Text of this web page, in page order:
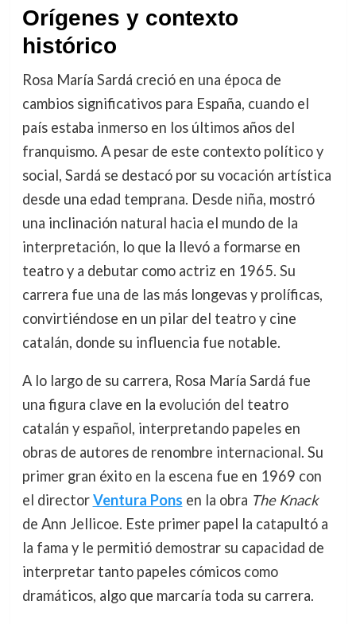
Orígenes y contexto
histórico
Rosa María Sardá creció en una época de
cambios significativos para España, cuando el
país estaba inmerso en los últimos años del
franquismo. A pesar de este contexto político y
social, Sardá se destacó por su vocación artística
desde una edad temprana. Desde niña, mostró
una inclinación natural hacia el mundo de la
interpretación, lo que la llevó a formarse en
teatro y a debutar como actriz en 1965. Su
carrera fue una de las más longevas y prolíficas,
convirtiéndose en un pilar del teatro y cine
catalán, donde su influencia fue notable.
A lo largo de su carrera, Rosa María Sardá fue
una figura clave en la evolución del teatro
catalán y español, interpretando papeles en
obras de autores de renombre internacional. Su
primer gran éxito en la escena fue en 1969 con
el directorVentura Pons en la obra The Knack
de Ann Jellicoe. Este primer papel la catapultó a
la fama y le permitió demostrar su capacidad de
interpretar tanto papeles cómicos como
dramáticos, algo que marcaría toda su carrera.